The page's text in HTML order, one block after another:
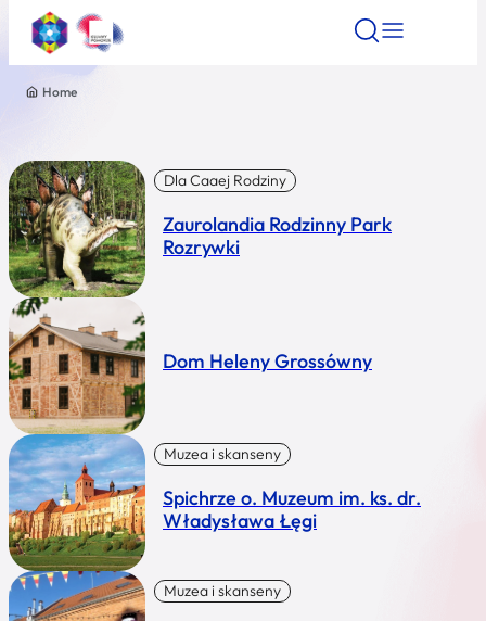
Nazwa atrakcji
Miasto
Kategoria
Home
Dla Caaej Rodziny
Zaurolandia Rodzinny Park
Rozrywki
Dom Heleny Grossówny
Muzea i skanseny
Spichrze o. Muzeum im. ks. dr.
Władysława Łęgi
Muzea i skanseny